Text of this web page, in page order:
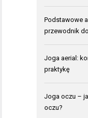
Podstawowe
przewodnik
Joga aerial:
praktykę
Joga oczu –
oczu?